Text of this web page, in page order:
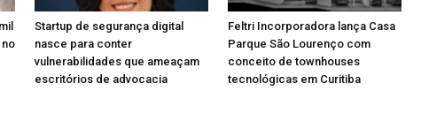
Startup de segurança digital
nasce para conter
vulnerabilidades que ameaçam
escritórios de advocacia
Feltri Incorporadora lança Casa
Parque São Lourenço com
conceito de townhouses
tecnológicas em Curitiba